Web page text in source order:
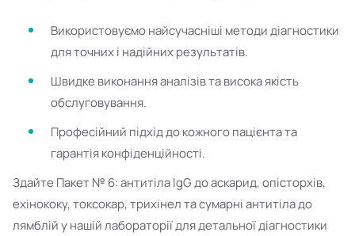
Використовуємо найсучасніші методи діагностики
для точних і надійних результатів.
Швидке виконання аналізів та висока якість
обслуговування.
Професійний підхід до кожного пацієнта та
гарантія конфіденційності.
Здайте Пакет № 6: антитіла IgG до аскарид, опісторхів,
ехінококу, токсокар, трихінел та сумарні антитіла до
лямблій у нашій лабораторії для детальної діагностики